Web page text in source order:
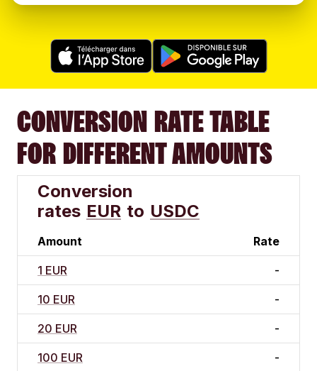
CONVERSION RATE TABLE
FOR DIFFERENT AMOUNTS
Conversion
rates EUR to USDC
Amount Rate
1 EUR -
10 EUR -
20 EUR -
100 EUR -